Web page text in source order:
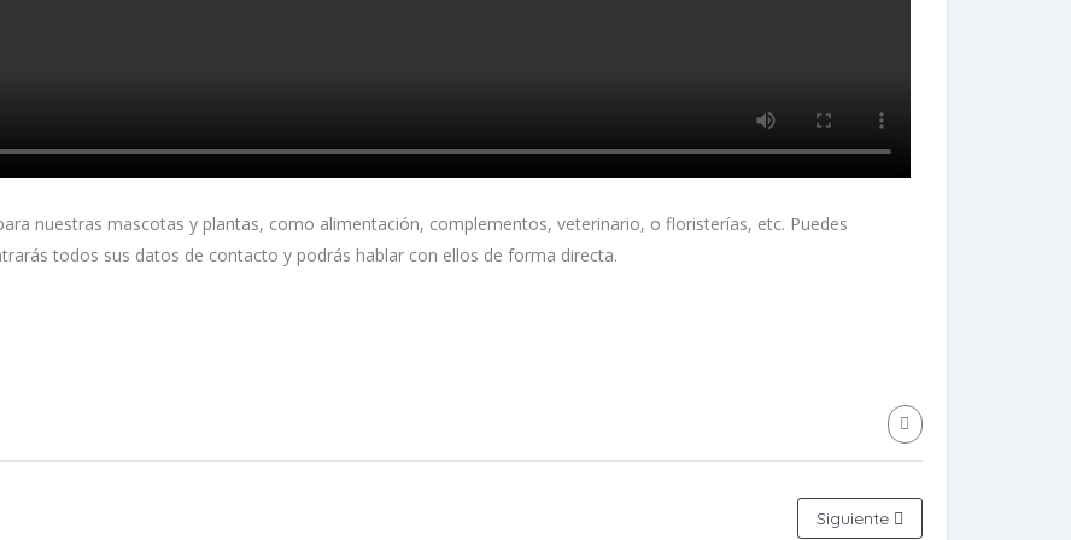
nuestras mascotas y plantas, como alimentación, complementos, veterinario, o floristerías, etc. Puedes
todos sus datos de contacto y podrás hablar con ellos de forma directa.
Siguiente